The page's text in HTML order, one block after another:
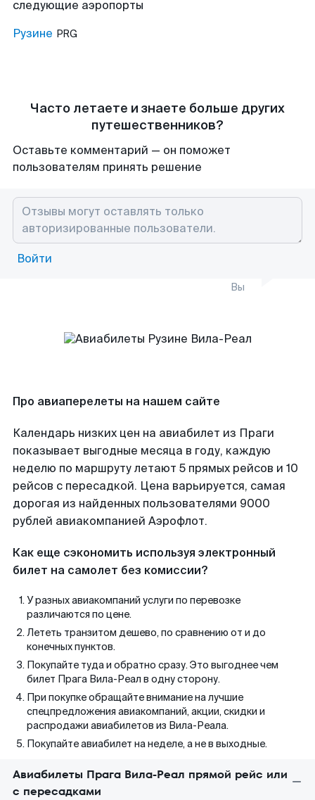
следующие аэропорты
Рузине PRG
Часто летаете и знаете больше других
путешественников?
Оставьте комментарий — он поможет
пользователям принять решение
Войти
Вы
Про авиаперелеты на нашем сайте
Календарь низких цен на авиабилет из Праги
показывает выгодные месяца в году, каждую
неделю по маршруту летают 5 прямых рейсов и 10
рейсов с пересадкой. Цена варьируется, самая
дорогая из найденных пользователями 9000
рублей авиакомпанией Аэрофлот.
Как еще сэкономить используя электронный
билет на самолет без комиссии?
У разных авиакомпаний услуги по перевозке
различаются по цене.
Лететь транзитом дешево, по сравнению от и до
конечных пунктов.
Покупайте туда и обратно сразу. Это выгоднее чем
билет Прага Вила-Реал в одну сторону.
При покупке обращайте внимание на лучшие
спецпредложения авиакомпаний, акции, скидки и
распродажи авиабилетов из Вила-Реала.
Покупайте авиабилет на неделе, а не в выходные.
Авиабилеты Прага Вила-Реал прямой рейс или
с пересадками